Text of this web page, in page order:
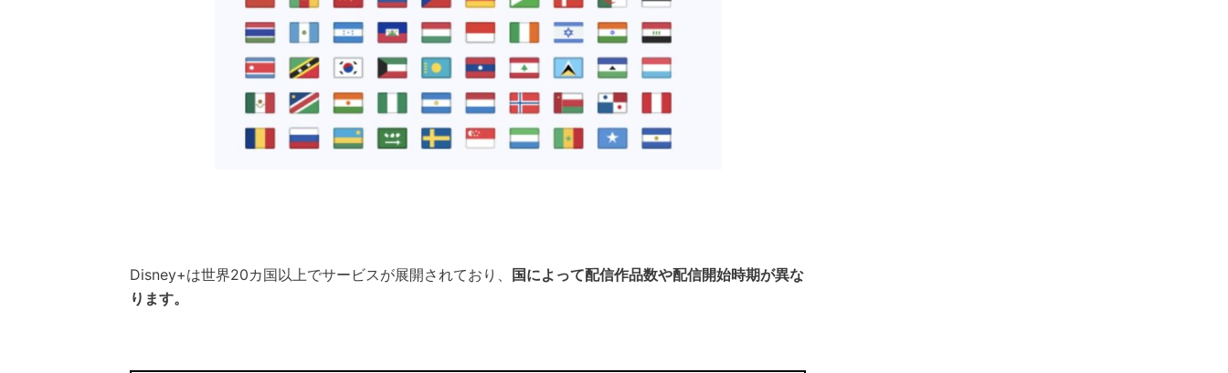
Disney+は世界20カ国以上でサービスが展開されており、
国によって配信作品数や配信開始時期が異な
ります。